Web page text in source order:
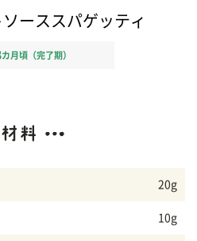
ーススパゲッティ
カ月頃（完了期）
20g
10g